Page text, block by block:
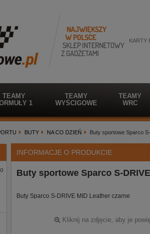
KARTY
TEAMY
1
TEAMY
WYŚCIGOWE
TEAMY
WRC
BUTY NA CO DZIEŃ Buty sportowe Sparco
INFORMACJE O PRODUKCIE
Buty sportowe Sparco S-
Buty Sparco S-DRIVE MID Leather czarne
Kliknij na zdjęcie, aby je